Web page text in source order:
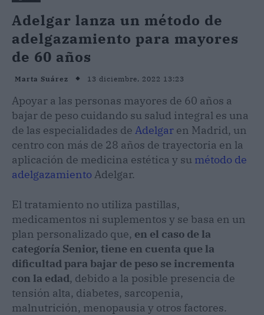
Adelgar lanza un método de
adelgazamiento para mayores
de 60 años
Marta Suárez 13 diciembre, 2022 13:23
Apoyar a las personas mayores de 60 años a
bajar de peso cuidando su salud integral es una
de las especialidades de Adelgar en Madrid, un
centro con más de 28 años de trayectoria en la
aplicación de medicina estética y su método de
adelgazamiento Adelgar.
El tratamiento no utiliza pastillas,
medicamentos ni suplementos y se basa en un
plan personalizado que, en el caso de la
categoría Senior, tiene en cuenta que la
dificultad para bajar de peso se incrementa
con la edad, debido a la posible presencia de
tensión alta, diabetes, sarcopenia,
malnutrición, menopausia y otros factores.